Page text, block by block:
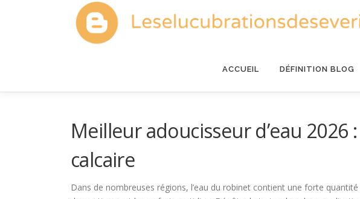
ACCUEIL DÉFINITION BLOG
Meilleur adoucisseur d’eau
calcaire
Dans de nombreuses régions, l’eau du robinet contient une forte